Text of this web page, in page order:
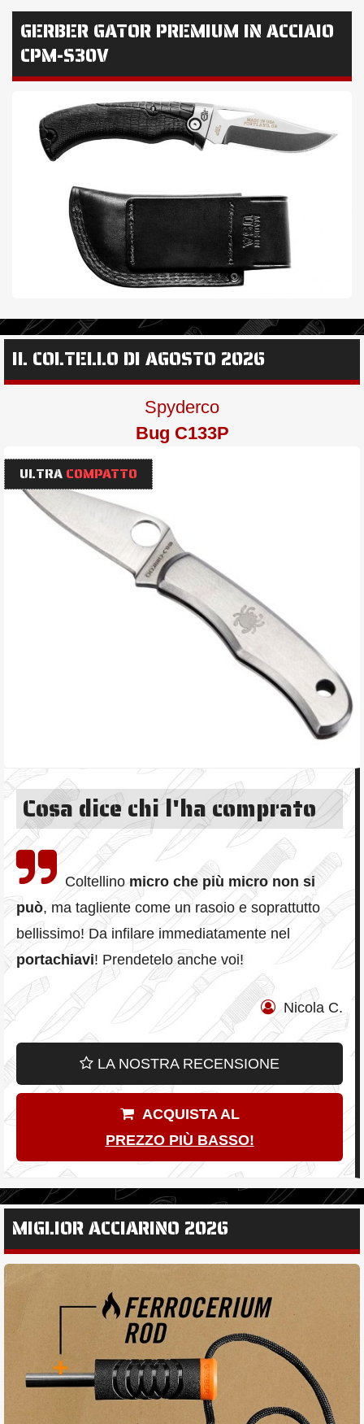
GERBER GATOR PREMIUM IN ACCIAIO
CPM-S30V
IL COLTELLO DI AGOSTO 2026
Spyderco
Bug C133P
ULTRA COMPATTO
Cosa dice chi l'ha comprato
Coltellinomicro che più micro non si
può, ma tagliente come un rasoio e soprattutto
bellissimo! Da infilare immediatamente nel
portachiavi! Prendetelo anche voi!
Nicola C.
LA NOSTRA RECENSIONE
ACQUISTA AL
PREZZO PIÙ BASSO!
MIGLIOR ACCIARINO 2026